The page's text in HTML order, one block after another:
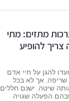
מתזים: מתי
להופיע
להגן על חיי אדם
אך לא בכל
שיטה. ישנם חללים
הפעלה שגויה